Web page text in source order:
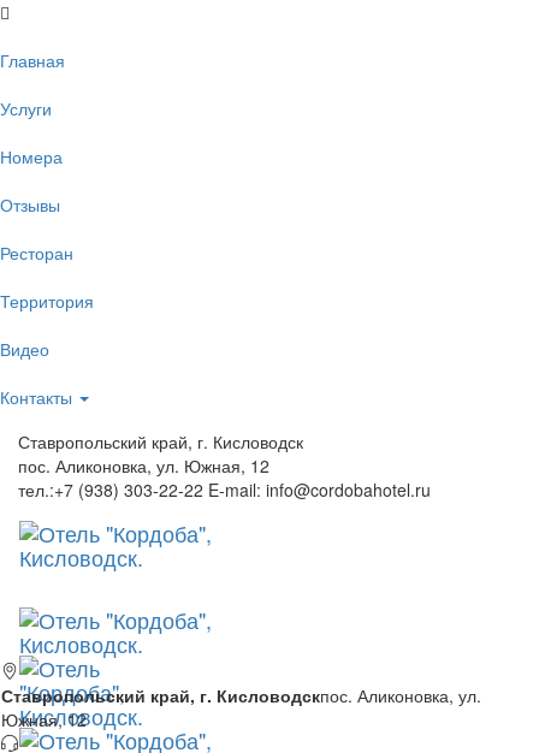
Главная
Услуги
Номера
Отзывы
Ресторан
Территория
Видео
Контакты
Ставропольский край, г. Кисловодск
пос. Аликоновка, ул. Южная, 12
тел.:+7 (938) 303-22-22 E-mail: info@cordobahotel.ru
Ставропольский край, г. Кисловодскпос. Аликоновка, ул.
Южная, 12